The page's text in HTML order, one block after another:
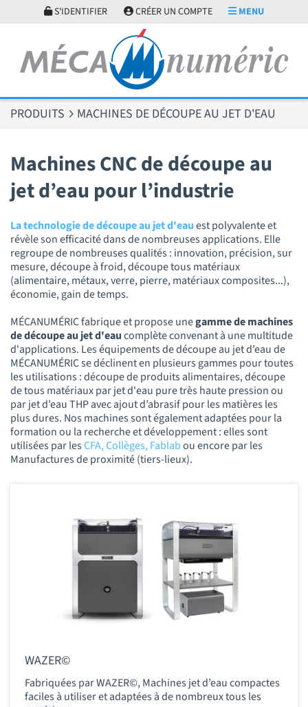
S'IDENTIFIER CRÉER UN COMPTE MENU
PRODUITS MACHINES DE DÉCOUPE AU JET D'EAU
Machines CNC de découpe au
jet d’eau pour l’industrie
La technologie de découpe au jet d'eauest polyvalente et
révèle son efficacité dans de nombreuses applications. Elle
regroupe de nombreuses qualités : innovation, précision, sur
mesure, découpe à froid, découpe tous matériaux
(alimentaire, métaux, verre, pierre, matériaux composites...),
économie, gain de temps.
MÉCANUMÉRIC fabrique et propose unegamme de machines
de découpe au jet d'eaucomplète convenant à une multitude
d'applications. Les équipements de découpe au jet d’eau de
MÉCANUMÉRIC se déclinent en plusieurs gammes pour toutes
les utilisations : découpe de produits alimentaires, découpe
de tous matériaux par jet d'eau pure très haute pression ou
par jet d’eau THP avec ajout d’abrasif pour les matières les
plus dures. Nos machines sont également adaptées pour la
formation ou la recherche et développement : elles sont
utilisées par lesCFA, Collèges, Fablabou encore par les
Manufactures de proximité (tiers-lieux).
WAZER©
Fabriquées par WAZER©, Machines jet d’eau compactes
faciles à utiliser et adaptées à de nombreux tous les
Panneau de gestion des cookies